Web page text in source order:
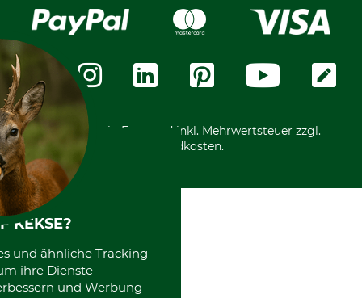
Widerrufsformular
Datenschutz
Zahlungsarten
Vorkasse
Karriere
Über uns
Messetermine
Community
International
*Alle Preise in Euro und inkl. Mehrwertsteuer zzgl.
Versandkosten.
KEKSE?
und ähnliche Tracking-
ihre Dienste
und Werbung